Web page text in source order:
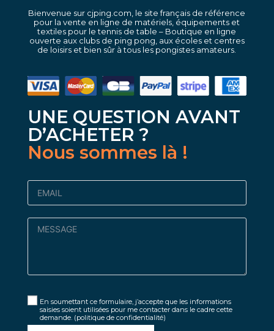
Bienvenue sur cjping.com, le site français de référence
pour la vente en ligne de matériels, équipements et
textiles pour le tennis de table – Boutique en ligne
ouverte aux clubs de ping pong, aux écoles et centres
de loisirs et bien sûr à tous les pongistes amateurs.
UNE QUESTION AVANT
D’ACHETER ?
Nous sommes là !
En soumettant ce formulaire, j’accepte que les informations
saisies soient utilisées pour me contacter dans le cadre cette
demande. (politique de confidentialité)